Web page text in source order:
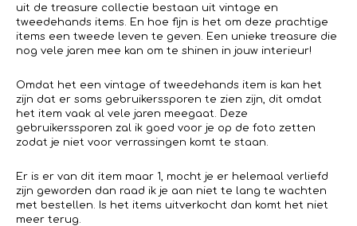
uit de treasure collectie bestaan uit vintage en
tweedehands items. En hoe fijn is het om deze prachtige
items een tweede leven te geven. Een unieke treasure die
nog vele jaren mee kan om te shinen in jouw interieur!
Omdat het een vintage of tweedehands item is kan het
zijn dat er soms gebruikerssporen te zien zijn, dit omdat
het item vaak al vele jaren meegaat. Deze
gebruikerssporen zal ik goed voor je op de foto zetten
zodat je niet voor verrassingen komt te staan.
Er is er van dit item maar 1, mocht je er helemaal verliefd
zijn geworden dan raad ik je aan niet te lang te wachten
met bestellen. Is het items uitverkocht dan komt het niet
meer terug.